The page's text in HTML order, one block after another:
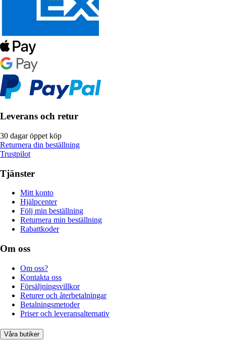
Leverans och retur
30 dagar öppet köp
Returnera din beställning
Trustpilot
Tjänster
Mitt konto
Hjälpcenter
Följ min beställning
Returnera min beställning
Rabattkoder
Om oss
Om oss?
Kontakta oss
Försäljningsvillkor
Returer och återbetalningar
Betalningsmetoder
Priser och leveransalternativ
Våra butiker